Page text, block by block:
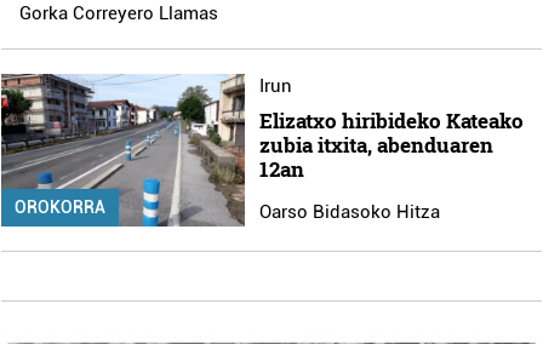
Gorka Correyero Llamas
OROKORRA
Irun
Elizatxo hiribideko Kateako
zubia itxita, abenduaren
12an
Oarso Bidasoko Hitza